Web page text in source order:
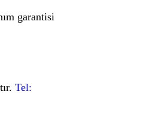
garantisi
Tel: